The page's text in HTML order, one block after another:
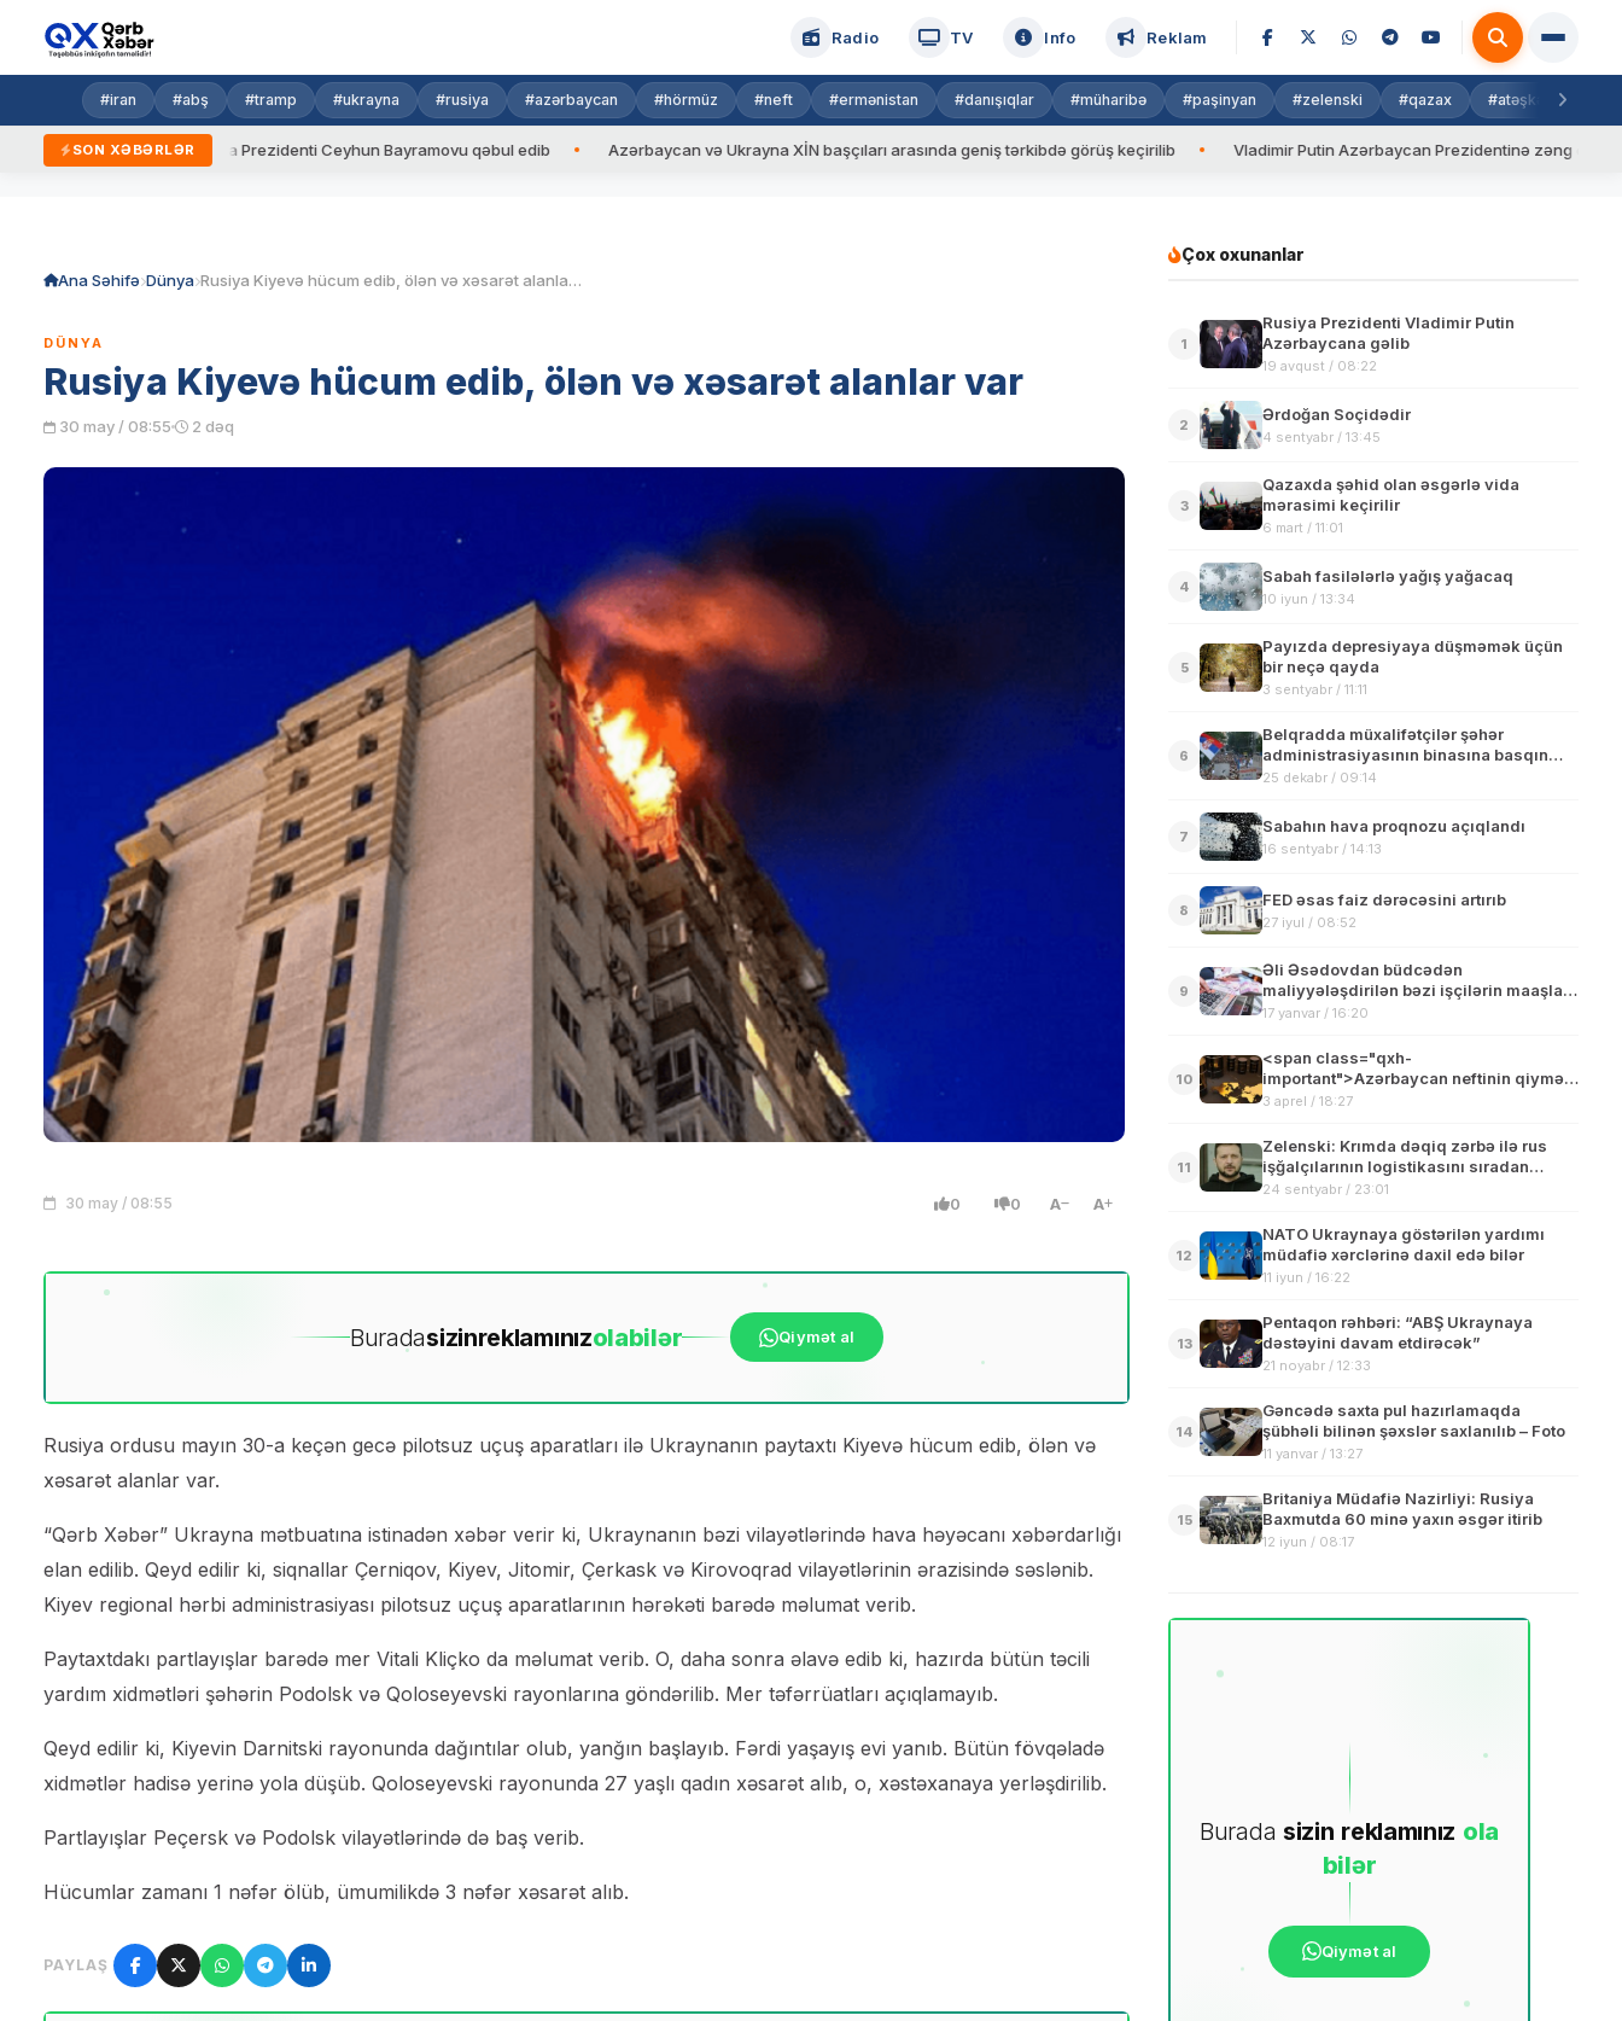
Radio TV Info Reklam
#iran #abş #tramp #ukrayna #rusiya #azərbaycan #hörmüz #neft #ermənistan #danışıqlar #müharibə #paşinyan #zelenski #qazax #atəşkəs
SON XƏBƏRLƏR
Ukrayna Prezidenti Ceyhun Bayramovu qəbul edib Azərbaycan və Ukrayna XİN başçıları arasında geniş tərkibdə görüş keçirilib Vladimir Putin Azərbaycan Prezidentinə zəng edib
Ana Səhifə Dünya Rusiya Kiyevə hücum edib, ölən və xəsarət alanlar var
DÜNYA
Rusiya Kiyevə hücum edib, ölən və xəsarət alanlar var
30 may / 08:55 2 dəq
30 may / 08:55 0 0 A A
Buradasizinreklamınızolabilər Qiymət al
Rusiya ordusu mayın 30-a keçən gecə pilotsuz uçuş aparatları ilə Ukraynanın paytaxtı Kiyevə hücum edib, ölən və
xəsarət alanlar var.
“Qərb Xəbər” Ukrayna mətbuatına istinadən xəbər verir ki, Ukraynanın bəzi vilayətlərində hava həyəcanı xəbərdarlığı
elan edilib. Qeyd edilir ki, siqnallar Çerniqov, Kiyev, Jitomir, Çerkask və Kirovoqrad vilayətlərinin ərazisində səslənib.
Kiyev regional hərbi administrasiyası pilotsuz uçuş aparatlarının hərəkəti barədə məlumat verib.
Paytaxtdakı partlayışlar barədə mer Vitali Kliçko da məlumat verib. O, daha sonra əlavə edib ki, hazırda bütün təcili
yardım xidmətləri şəhərin Podolsk və Qoloseyevski rayonlarına göndərilib. Mer təfərrüatları açıqlamayıb.
Qeyd edilir ki, Kiyevin Darnitski rayonunda dağıntılar olub, yanğın başlayıb. Fərdi yaşayış evi yanıb. Bütün fövqəladə
xidmətlər hadisə yerinə yola düşüb. Qoloseyevski rayonunda 27 yaşlı qadın xəsarət alıb, o, xəstəxanaya yerləşdirilib.
Partlayışlar Peçersk və Podolsk vilayətlərində də baş verib.
Hücumlar zamanı 1 nəfər ölüb, ümumilikdə 3 nəfər xəsarət alıb.
PAYLAŞ
Çox oxunanlar
1
Rusiya Prezidenti Vladimir Putin
Azərbaycana gəlib
19 avqust / 08:22
2
Ərdoğan Soçidədir
4 sentyabr / 13:45
3
Qazaxda şəhid olan əsgərlə vida
mərasimi keçirilir
6 mart / 11:01
4
Sabah fasilələrlə yağış yağacaq
10 iyun / 13:34
5
Payızda depresiyaya düşməmək üçün
bir neçə qayda
3 sentyabr / 11:11
6
Belqradda müxalifətçilər şəhər
administrasiyasının binasına basqın
ediblər, prezident xalqa müraciət
25 dekabr / 09:14
7
Sabahın hava proqnozu açıqlandı
16 sentyabr / 14:13
8
FED əsas faiz dərəcəsini artırıb
27 iyul / 08:52
9
Əli Əsədovdan büdcədən
maliyyələşdirilən bəzi işçilərin maaşları
ilə bağlı QƏRAR – FOTO
17 yanvar / 16:20
10
<span class="qxh-
important">Azərbaycan neftinin qiyməti
141 dolları keçdi</span>
3 aprel / 18:27
11
Zelenski: Krımda dəqiq zərbə ilə rus
işğalçılarının logistikasını sıradan
çıxarırıq
24 sentyabr / 23:01
12
NATO Ukraynaya göstərilən yardımı
müdafiə xərclərinə daxil edə bilər
11 iyun / 16:22
13
Pentaqon rəhbəri: “ABŞ Ukraynaya
dəstəyini davam etdirəcək”
21 noyabr / 12:33
14
Gəncədə saxta pul hazırlamaqda
şübhəli bilinən şəxslər saxlanılıb – Foto
11 yanvar / 13:27
15
Britaniya Müdafiə Nazirliyi: Rusiya
Baxmutda 60 minə yaxın əsgər itirib
12 iyun / 08:17
Burada sizin reklamınız ola
bilər
Qiymət al